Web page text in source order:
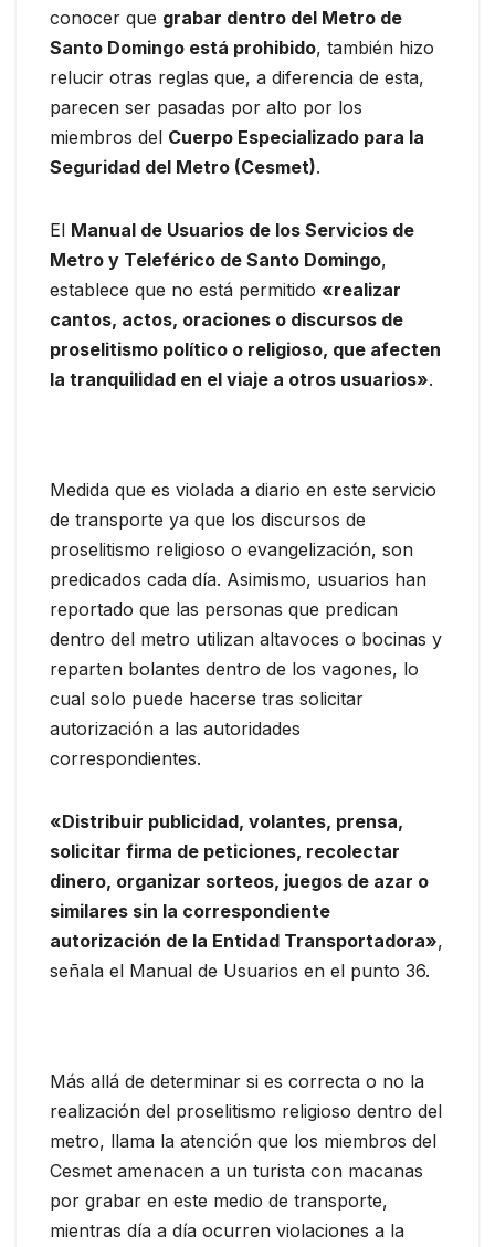
conocer que grabar dentro del Metro de
Santo Domingo está prohibido, también hizo
relucir otras reglas que, a diferencia de esta,
parecen ser pasadas por alto por los
miembros del Cuerpo Especializado para la
Seguridad del Metro (Cesmet).
El Manual de Usuarios de los Servicios de
Metro y Teleférico de Santo Domingo,
establece que no está permitido «realizar
cantos, actos, oraciones o discursos de
proselitismo político o religioso, que afecten
la tranquilidad en el viaje a otros usuarios».
Medida que es violada a diario en este servicio
de transporte ya que los discursos de
proselitismo religioso o evangelización, son
predicados cada día. Asimismo, usuarios han
reportado que las personas que predican
dentro del metro utilizan altavoces o bocinas y
reparten bolantes dentro de los vagones, lo
cual solo puede hacerse tras solicitar
autorización a las autoridades
correspondientes.
«Distribuir publicidad, volantes, prensa,
solicitar firma de peticiones, recolectar
dinero, organizar sorteos, juegos de azar o
similares sin la correspondiente
autorización de la Entidad Transportadora»,
señala el Manual de Usuarios en el punto 36.
Más allá de determinar si es correcta o no la
realización del proselitismo religioso dentro del
metro, llama la atención que los miembros del
Cesmet amenacen a un turista con macanas
por grabar en este medio de transporte,
mientras día a día ocurren violaciones a la